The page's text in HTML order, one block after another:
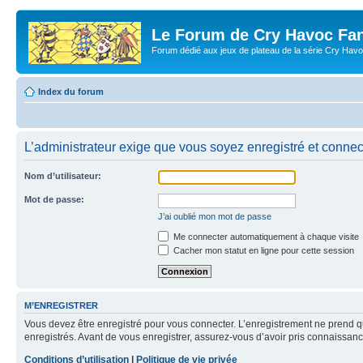
Le Forum de Cry Havoc
Forum dédié aux jeux de plateau de la série Cry
Index du forum
L’administrateur exige que vous soyez enregistré et
Nom d’utilisateur:
Mot de passe:
J’ai oublié mon mot de passe
Me connecter automatiquement à chaque visite
Cacher mon statut en ligne pour cette session
M’ENREGISTRER
Vous devez être enregistré pour vous connecter. L’enregistrement ne
enregistrés. Avant de vous enregistrer, assurez-vous d’avoir pris
Conditions d’utilisation
Politique de vie privée